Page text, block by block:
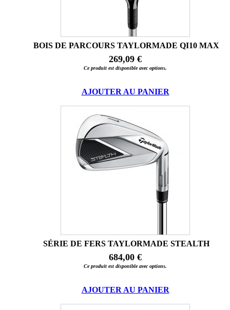
BOIS DE PARCOURS TAYLORMADE QI10 MAX
269,09 €
Ce produit est disponible avec options.
AJOUTER AU PANIER
SÉRIE DE FERS TAYLORMADE STEALTH
684,00 €
Ce produit est disponible avec options.
AJOUTER AU PANIER